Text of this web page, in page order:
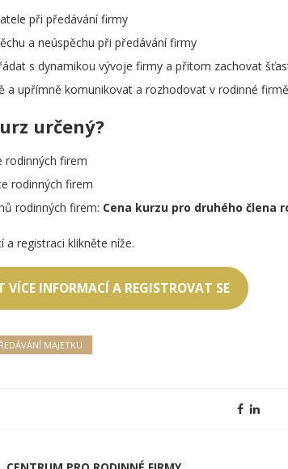
při předávání firmy
a neúspěchu při předávání firmy
s dynamikou vývoje firmy a přitom zachovat
a upřímně komunikovat a rozhodovat v rodinné firmě
určený?
rodinných firem
rodinných firem
rodinných firem: Cena kurzu pro druhého člena
a registraci klikněte níže.
VÍCE INFORMACÍ A REGISTROVAT SE
MAJETKU